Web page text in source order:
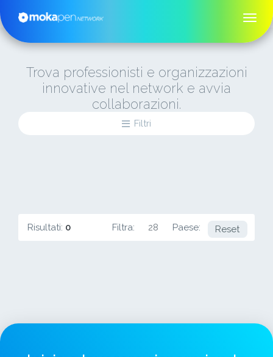
Trova professionisti e organizzazioni
innovative nel network e avvia
collaborazioni.
Filtri
Risultati: 0 Filtra: 28 Paese: USA
Reset